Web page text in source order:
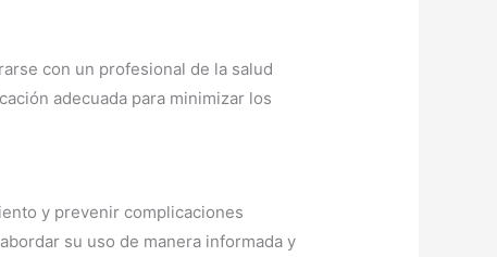
con un profesional de la salud
adecuada para minimizar los
y prevenir complicaciones
su uso de manera informada y